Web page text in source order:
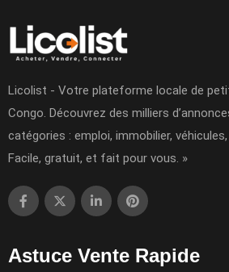
Licolist - Votre plateforme locale de
Congo. Découvrez des milliers
catégories : emploi, immobilier,
Facile, gratuit, et fait pour vous. »
Astuce Vente Rapide